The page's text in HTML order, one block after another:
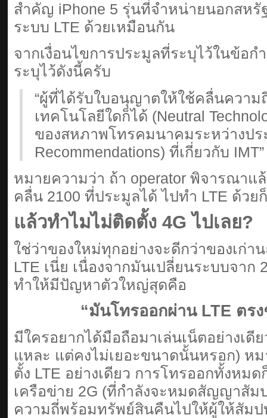
สำคัญ iPhone 5 รุ่นที่จำหน่ายนอกสหรั
ระบบ LTE ด้วยเหมือนกัน
จากเงื่อนไขการประมูลที่ระบุไว้ในข้อ
ระบุไว้ดังนี้ครับ
“ผู้ที่ได้รับใบอนุญาตให้ใช้คลื่นความ
เทคโนโลยีใดก็ได้ (Neutral
ของสหภาพโทรคมนาคมระหว่างปร
Recommendations) ที่เกี่ยวกับ IMT”
หมายความว่า ถ้า operator พิจารณาแ
คลื่น 2100 ที่ประมูลได้ ไปทำ LTE ด้ว
แล้วทำไมไม่ติดตั้ง 4G ไปเลย?
ใช่ว่าของใหม่ทุกอย่างจะดีกว่าของเก่า
LTE เนี่ย เนื่องจากมันเปลี่ยนระบบจาก
ทำให้มีปัญหาตัวใหญ่สุดคือ
“มันโทรออกผ่าน LTE ตร
มีใครอยากได้มือถือมาเล่นเน็ตอย่างเดี
แหละ แต่คงไม่เยอะขนาดนั้นหรอก) ห
ตั้ง LTE อย่างเดียว การโทรออกทั้งหม
เครือข่าย 2G (ที่กำลังจะหมดสัญญาสั
ความถี่พร้อมทรัพย์สินคืนไปให้ผู้ให้สัม